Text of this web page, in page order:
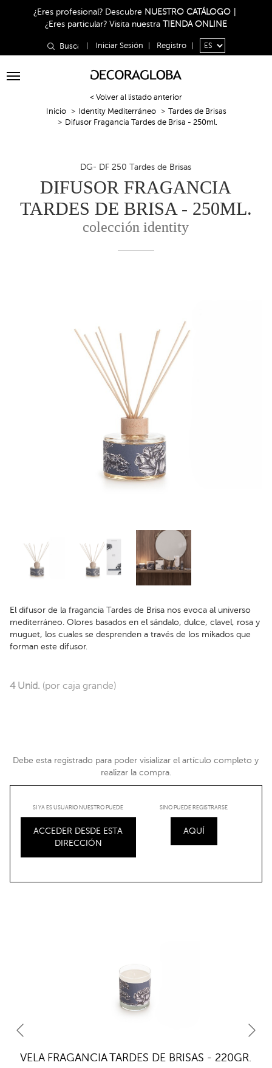
¿Eres profesional? Descubre NUESTRO CATÁLOGO
¿Eres particular? Visita nuestra TIENDA ONLINE
Iniciar Sesión Registro
Toggle
< Volver al listado anterior
Inicio
Identity Mediterráneo
Tardes de Brisas
Difusor Fragancia Tardes de Brisa - 250ml.
DG- DF 250 Tardes de Brisas
DIFUSOR FRAGANCIA
TARDES DE BRISA - 250ML.
colección identity
El difusor de la fragancia Tardes de Brisa nos evoca al universo
mediterráneo. Olores basados en el sándalo, dulce, clavel, rosa y
muguet, los cuales se desprenden a través de los mikados que
forman este difusor.
4 Unid. (por caja grande)
Debe esta registrado para poder visializar el artículo completo y
realizar la compra.
SI YA ES USUARIO NUESTRO PUEDE
ACCEDER DESDE ESTA
DIRECCIÓN
SINO PUEDE REGISTRARSE
AQUÍ
VELA FRAGANCIA TARDES DE BRISAS - 220GR.